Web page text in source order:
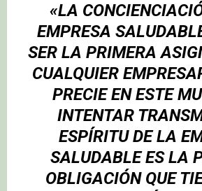
«LA
EMPRESA
SER LA PRIMERA
CUALQUIER
PRECIE EN ESTE
INTENTAR
ESPÍRITU DE LA
SALUDABLE ES LA
OBLIGACIÓN QUE